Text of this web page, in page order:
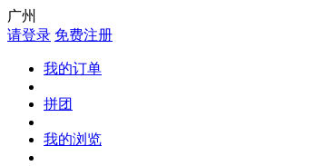
广州
请登录 免费注册
我的订单
拼团
我的浏览